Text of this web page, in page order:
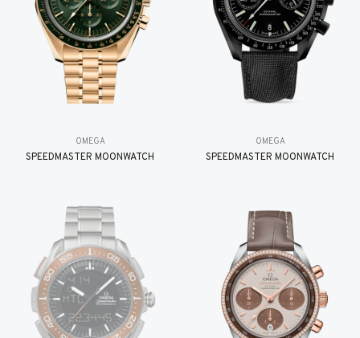
OMEGA
SPEEDMASTER MOONWATCH
OMEGA
SPEEDMASTER MOONWATCH